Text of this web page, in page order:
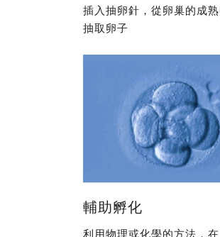
插入抽卵針，從卵巢的成
抽取卵子
輔助孵化
利用物理或化學的方法，